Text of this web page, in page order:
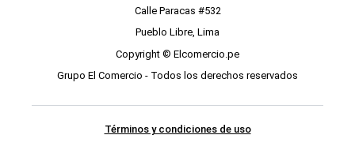
Calle Paracas #532
Pueblo Libre, Lima
Copyright © Elcomercio.pe
Grupo El Comercio - Todos los derechos reservados
Términos y condiciones de uso